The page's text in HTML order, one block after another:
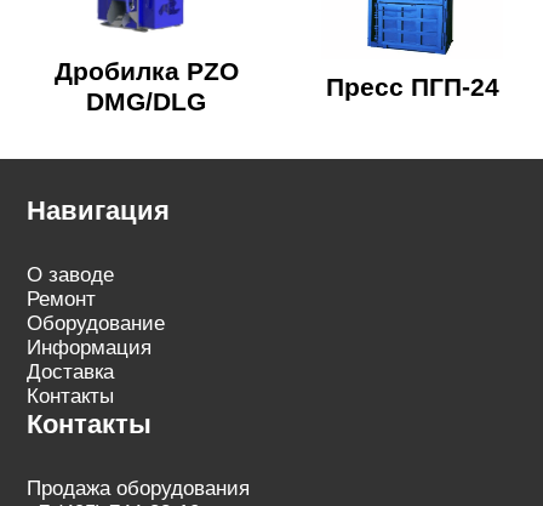
Дробилка PZO
DMG/DLG
Пpecc ПГП-24
Навигация
О заводе
Ремонт
Оборудование
Информация
Доставка
Контакты
Контакты
Продажа оборудования